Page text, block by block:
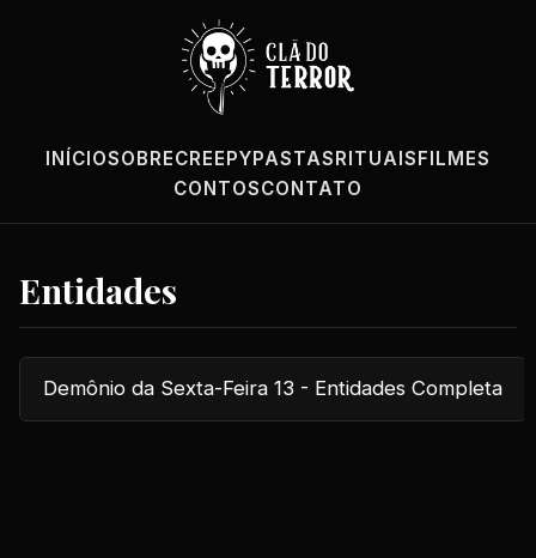
INÍCIOSOBRECREEPYPASTASRITUAISFILMES
CONTOSCONTATO
Entidades
Demônio da Sexta-Feira 13 - Entidades Completa